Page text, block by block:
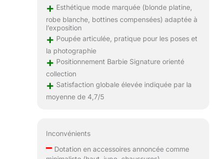
+ Esthétique mode marquée (blonde platine,
robe blanche, bottines compensées) adaptée à
l’exposition
+ Poupée articulée, pratique pour les poses et
la photographie
+ Positionnement Barbie Signature orienté
collection
+ Satisfaction globale élevée indiquée par la
moyenne de 4,7/5
Inconvénients
–Dotation en accessoires annoncée comme